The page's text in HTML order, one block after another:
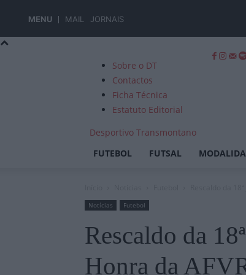
MENU MAIL JORNAIS
Sobre o DT
Contactos
Ficha Técnica
Estatuto Editorial
Desportivo Transmontano
FUTEBOL
FUTSAL
Notícias Futebol
Rescaldo da
Honra da